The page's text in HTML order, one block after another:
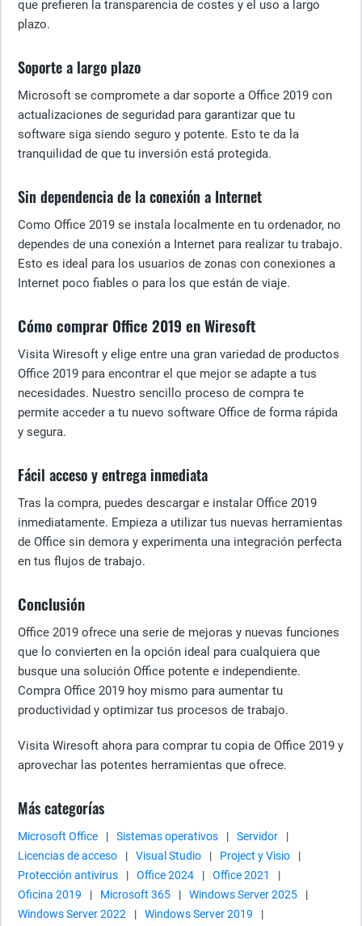
que prefieren la transparencia de costes y el uso a largo
plazo.
Soporte a largo plazo
Microsoft se compromete a dar soporte a Office 2019 con
actualizaciones de seguridad para garantizar que tu
software siga siendo seguro y potente. Esto te da la
tranquilidad de que tu inversión está protegida.
Sin dependencia de la conexión a Internet
Como Office 2019 se instala localmente en tu ordenador, no
dependes de una conexión a Internet para realizar tu trabajo.
Esto es ideal para los usuarios de zonas con conexiones a
Internet poco fiables o para los que están de viaje.
Cómo comprar Office 2019 en Wiresoft
Visita Wiresoft y elige entre una gran variedad de productos
Office 2019 para encontrar el que mejor se adapte a tus
necesidades. Nuestro sencillo proceso de compra te
permite acceder a tu nuevo software Office de forma rápida
y segura.
Fácil acceso y entrega inmediata
Tras la compra, puedes descargar e instalar Office 2019
inmediatamente. Empieza a utilizar tus nuevas herramientas
de Office sin demora y experimenta una integración perfecta
en tus flujos de trabajo.
Conclusión
Office 2019 ofrece una serie de mejoras y nuevas funciones
que lo convierten en la opción ideal para cualquiera que
busque una solución Office potente e independiente.
Compra Office 2019 hoy mismo para aumentar tu
productividad y optimizar tus procesos de trabajo.
Visita Wiresoft ahora para comprar tu copia de Office 2019 y
aprovechar las potentes herramientas que ofrece.
Más categorías
Microsoft Office | Sistemas operativos | Servidor
|
Licencias de acceso
| Visual Studio | Project y Visio
|
Protección antivirus
| Office 2024 | Office 2021
|
Oficina 2019
| Microsoft 365 | Windows Server 2025
|
Windows Server 2022
| Windows Server 2019
|